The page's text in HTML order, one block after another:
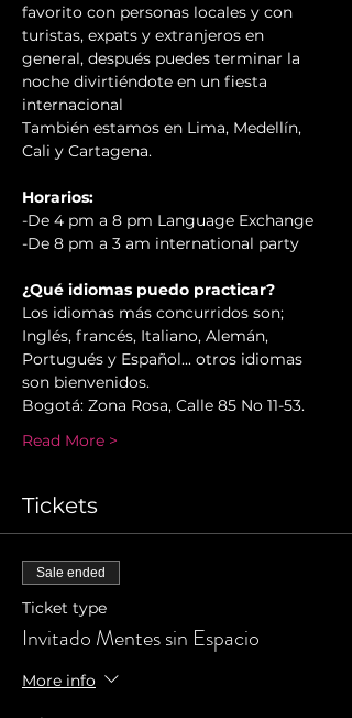
favorito con personas locales y con
turistas, expats y extranjeros en
general, después puedes terminar la
noche divirtiéndote en un fiesta
internacional
También estamos en Lima, Medellín,
Cali y Cartagena.
Horarios:
-De 4 pm a 8 pm Language Exchange
-De 8 pm a 3 am international party
¿Qué idiomas puedo practicar?
Los idiomas más concurridos son;
Inglés, francés, Italiano, Alemán,
Portugués y Español... otros idiomas
son bienvenidos.
Bogotá: Zona Rosa, Calle 85 No 11-53.
Read More >
Tickets
Sale ended
Ticket type
Invitado Mentes sin Espacio
More info